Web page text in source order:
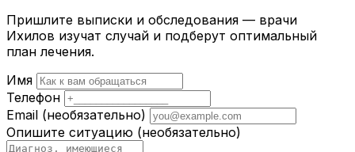
Пришлите выписки и обследования — врачи
Ихилов изучат случай и подберут оптимальный
план лечения.
Имя
Телефон
Email (необязательно)
Опишите ситуацию (необязательно)